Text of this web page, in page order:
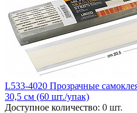
L533-4020 Прозрачные
30,5 см (60 шт./упак)
Доступное количество: 0 шт.